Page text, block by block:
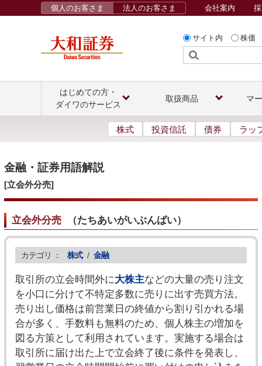
サイト内 株価
個人のお客さま 法人のお客さま 会社案内
はじめての方・
ダイワのサービス
取扱商品 マ
株式 投資信託 債券 ラッ
金融・証券用語解説
[立会外分売]
立会外分売（たちあいがいぶんばい）
カテゴリ ： 株式 / 金融
取引所の立会時間外に大株主などの大量の売り注文
を小口に分けて不特定多数に売りに出す売買方法。
売り出し価格は前営業日の終値から割り引かれる場
合が多く、手数料も無料のため、個人株主の増加を
図る方策として利用されています。実施する場合は
取引所に届け出た上で立会終了後に条件を発表し、